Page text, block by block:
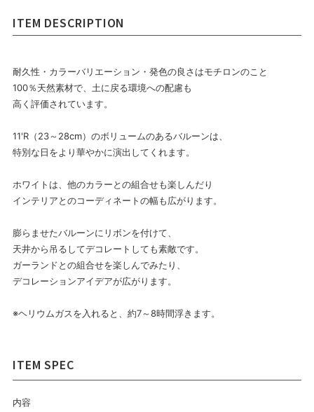
ITEM DESCRIPTION
耐久性・カラーバリエーション・発色の良さはモチロンのこと
100％天然素材で、土に戻る環境への配慮も
高く評価されています。
11'R（23～28cm）のボリュームのあるバルーンは、
特別な日をより華やかに演出してくれます。
ホワイトは、他のカラーとの組合せも楽しんだり
インテリアとのコーディネートの幅も広がります。
膨らませたバルーンにリボンを付けて、
天井から吊るしてデコレートしても素敵です。
ガーランドとの組合せを楽しんでみたり、
デコレーションアイデアが広がります。
※ヘリウムガスを入れると、約7～8時間浮きます。
内容